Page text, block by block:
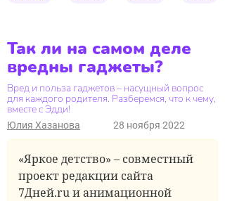
Так ли на самом деле
вредны гаджеты?
Вред и польза гаджетов – насущный вопрос
для каждого родителя. Разберемся, что к чему,
вместе с Эдди!
Юлия Хазанова 28 ноября 2022
«Яркое детство» – совместный
проект редакции сайта
7Дней.ru и анимационной